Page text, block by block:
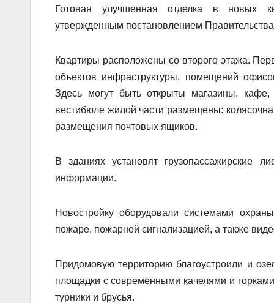
Готовая улучшенная отделка в новых
утвержденным постановлением
Квартиры расположены со второго этажа.
объектов инфраструктуры, помещений
Здесь могут быть открыты магазины,
вестибюле жилой части размещены:
размещения почтовых ящиков.
В зданиях установят грузопассажирские
информации.
Новостройку оборудовали системами
пожаре, пожарной сигнализацией, а также
Придомовую территорию благоустроили и
площадки с современными качелями и
турники и брусья.